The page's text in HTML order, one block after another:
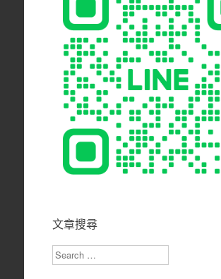
文章搜尋
Search